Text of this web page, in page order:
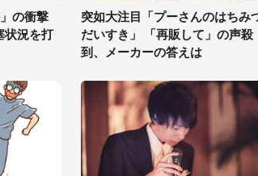
の衝撃
状況を打
突如大注目「プーさんのはちみ
だいすき」 「再販して」の声殺
到、メーカーの答えは